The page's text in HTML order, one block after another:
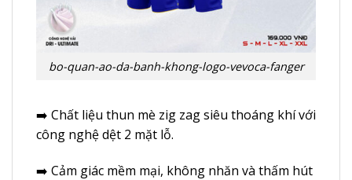
bo-quan-ao-da-banh-khong-logo-vevoca-fanger
➡️ Chất liệu thun mè zig zag siêu thoáng khí với
công nghệ dệt 2 mặt lỗ.
➡️ Cảm giác mềm mại, không nhăn và thấm hút